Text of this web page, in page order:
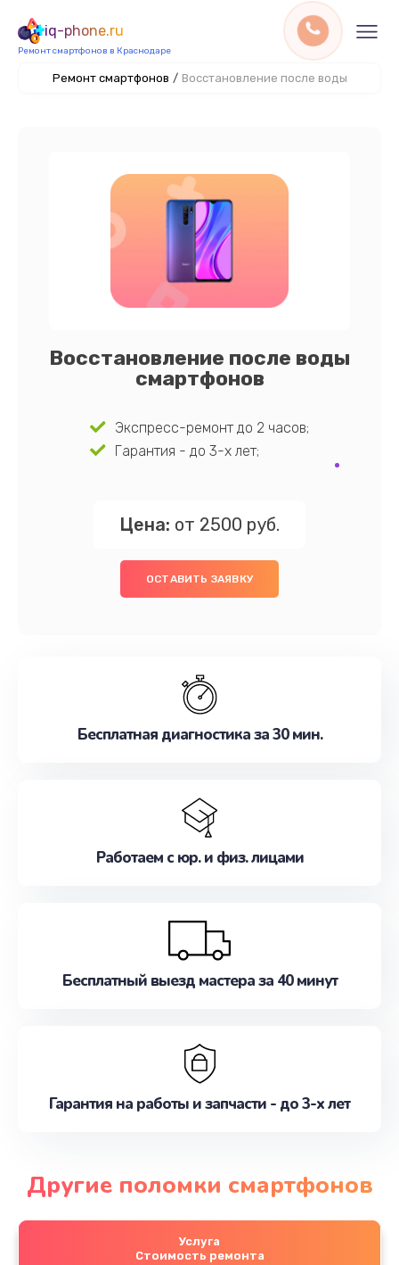
iq-phone.ru
Ремонт смартфонов в Краснодаре
Ремонт смартфонов / Восстановление после воды
Восстановление после воды
смартфонов
Экспресс-ремонт до 2 часов;
Гарантия - до 3-х лет;
Цена: от 2500 руб.
ОСТАВИТЬ ЗАЯВКУ
Бесплатная диагностика за 30 мин.
Работаем с юр. и физ. лицами
Бесплатный выезд мастера за 40 минут
Гарантия на работы и запчасти - до 3-х лет
Другие поломки смартфонов
Услуга
Стоимость ремонта